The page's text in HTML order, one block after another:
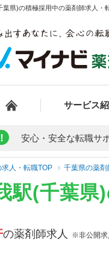
葉県)の積極採用中の薬剤師求人・
サービス
! 安心・安全な転職サ
人・転職TOP 千葉県の薬剤
駅(千葉県
の薬剤師求人 ※非公開求